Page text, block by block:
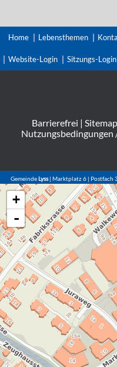
Home Lebensthemen
Website-Login Sitzungs-Login
Barrierefrei | Sitemap
Nutzungsbedingungen
GemeindeLyss| Marktplatz 6 | Postfach